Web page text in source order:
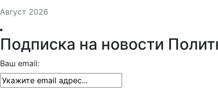
Август 2026
Подписка на новости
Ваш email: